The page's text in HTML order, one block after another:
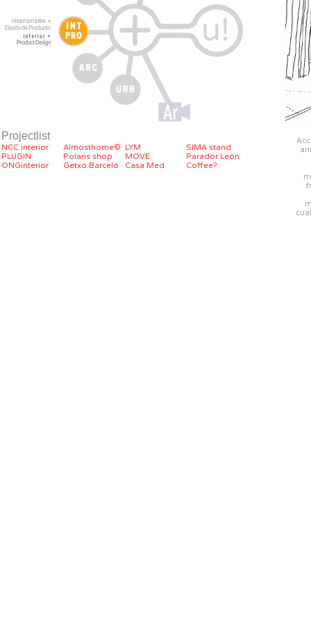
Projectlist
NCC interior Almosthome© LYM
SIMA stand
PLUGIN
Polaris shop MOVE
Parador León
ONGinterior
Getxo Barceló Casa Med Coffee?